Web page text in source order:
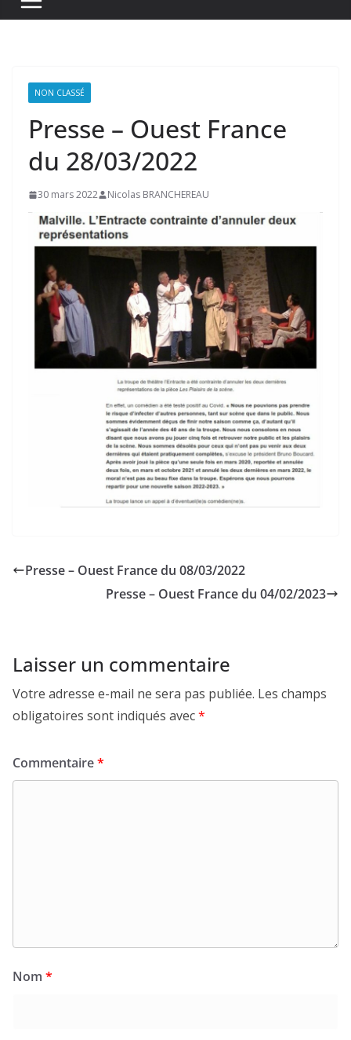
NON CLASSÉ
Presse – Ouest France
du 28/03/2022
30 mars 2022 Nicolas BRANCHEREAU
Presse – Ouest France du 08/03/2022
Presse – Ouest France du 04/02/2023
Laisser un commentaire
Votre adresse e-mail ne sera pas publiée. Les champs
obligatoires sont indiqués avec*
Commentaire*
Nom *